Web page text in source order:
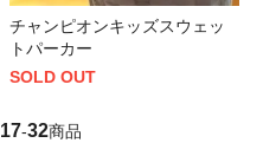
チャンピオンキッズスウェッ
トパーカー
SOLD OUT
17-32商品